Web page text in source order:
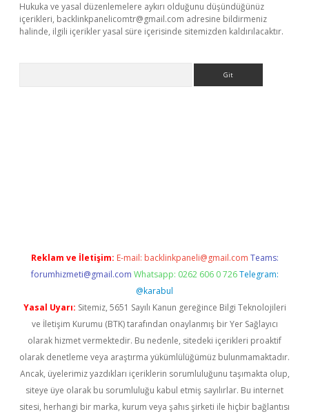
Hukuka ve yasal düzenlemelere aykırı olduğunu düşündüğünüz
içerikleri, backlinkpanelicomtr@gmail.com adresine bildirmeniz
halinde, ilgili içerikler yasal süre içerisinde sitemizden kaldırılacaktır.
Reklam ve İletişim: E-mail: backlinkpaneli@gmail.com Teams:
forumhizmeti@gmail.com Whatsapp: 0262 606 0 726 Telegram:
@karabul
Yasal Uyarı: Sitemiz, 5651 Sayılı Kanun gereğince Bilgi Teknolojileri
ve İletişim Kurumu (BTK) tarafından onaylanmış bir Yer Sağlayıcı
olarak hizmet vermektedir. Bu nedenle, sitedeki içerikleri proaktif
olarak denetleme veya araştırma yükümlülüğümüz bulunmamaktadır.
Ancak, üyelerimiz yazdıkları içeriklerin sorumluluğunu taşımakta olup,
siteye üye olarak bu sorumluluğu kabul etmiş sayılırlar. Bu internet
sitesi, herhangi bir marka, kurum veya şahıs şirketi ile hiçbir bağlantısı